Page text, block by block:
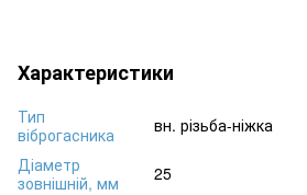
Характеристики
Тип
віброгасника
вн. різьба-ніжка
Діаметр
зовнішній, мм
25